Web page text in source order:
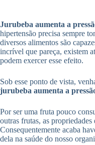
Jurubeba aumenta a
hipertensão precisa sempre
diversos alimentos são
incrível que pareça, existem
podem exercer esse efeito.
Sob esse ponto de vista,
jurubeba aumenta a
Por ser uma fruta pouco
outras frutas, as
Consequentemente acaba
dela na saúde do nosso